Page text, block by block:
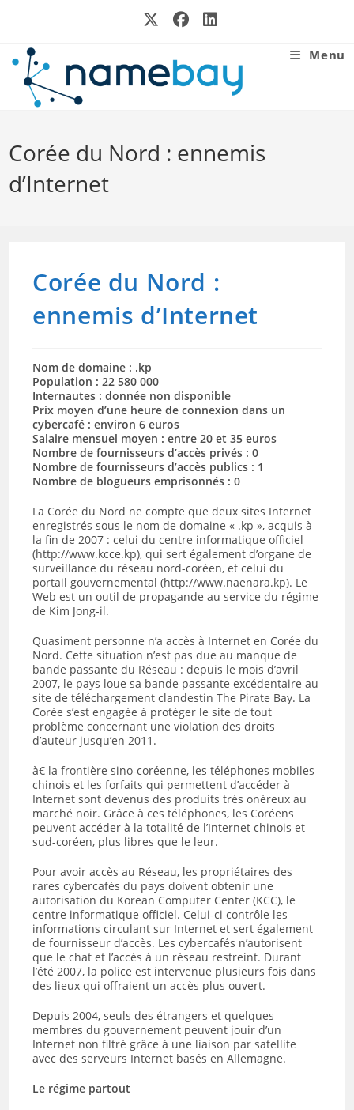
Menu
Corée du Nord : ennemis
d’Internet
Corée du Nord :
ennemis d’Internet
Nom de domaine : .kp
Population : 22 580 000
Internautes : donnée non disponible
Prix moyen d’une heure de connexion dans un
cybercafé : environ 6 euros
Salaire mensuel moyen : entre 20 et 35 euros
Nombre de fournisseurs d’accès privés : 0
Nombre de fournisseurs d’accès publics : 1
Nombre de blogueurs emprisonnés : 0
La Corée du Nord ne compte que deux sites Internet
enregistrés sous le nom de domaine « .kp », acquis à
la fin de 2007 : celui du centre informatique officiel
(http://www.kcce.kp), qui sert également d’organe de
surveillance du réseau nord-coréen, et celui du
portail gouvernemental (http://www.naenara.kp). Le
Web est un outil de propagande au service du régime
de Kim Jong-il.
Quasiment personne n’a accès à Internet en Corée du
Nord. Cette situation n’est pas due au manque de
bande passante du Réseau : depuis le mois d’avril
2007, le pays loue sa bande passante excédentaire au
site de téléchargement clandestin The Pirate Bay. La
Corée s’est engagée à protéger le site de tout
problème concernant une violation des droits
d’auteur jusqu’en 2011.
à€ la frontière sino-coréenne, les téléphones mobiles
chinois et les forfaits qui permettent d’accéder à
Internet sont devenus des produits très onéreux au
marché noir. Grâce à ces téléphones, les Coréens
peuvent accéder à la totalité de l’Internet chinois et
sud-coréen, plus libres que le leur.
Pour avoir accès au Réseau, les propriétaires des
rares cybercafés du pays doivent obtenir une
autorisation du Korean Computer Center (KCC), le
centre informatique officiel. Celui-ci contrôle les
informations circulant sur Internet et sert également
de fournisseur d’accès. Les cybercafés n’autorisent
que le chat et l’accès à un réseau restreint. Durant
l’été 2007, la police est intervenue plusieurs fois dans
des lieux qui offraient un accès plus ouvert.
Depuis 2004, seuls des étrangers et quelques
membres du gouvernement peuvent jouir d’un
Internet non filtré grâce à une liaison par satellite
avec des serveurs Internet basés en Allemagne.
Le régime partout